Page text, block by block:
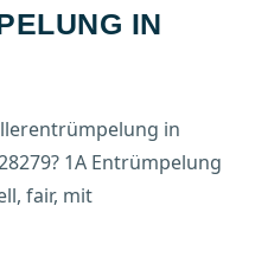
IN
in
1A Entrümpelung
fair, mit